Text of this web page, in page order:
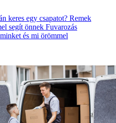
keres egy csapatot? Remek
segít önnek Fuvarozás
és mi örömmel